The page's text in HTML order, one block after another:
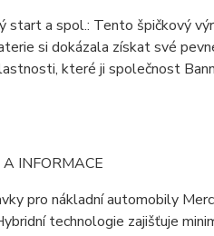
start a spol.: Tento špičkový
si dokázala získat své
které ji společnost
INFORMACE
pro nákladní automobily
technologie zajišťuje